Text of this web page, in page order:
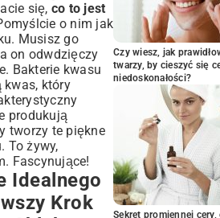
i Satysfakcja Z
Zakwasie
się, co to jest
o nim jak
Musisz go
on odwdzięczy
Bakterie kwasu
kwas, który
produkują
tworzy te piękne
To żywy,
Fascynujące!
Idealnego
Krok
Czy wiesz, jak
twarzy, by cieszyć się
niedoskonałości?
Sekret promiennej